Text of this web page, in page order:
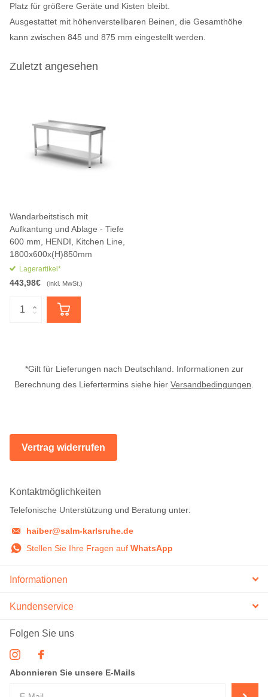
Platz für größere Geräte und Kisten bleibt.
Ausgestattet mit höhenverstellbaren Beinen, die Gesamthöhe
kann zwischen 845 und 875 mm eingestellt werden.
Zuletzt angesehen
Wandarbeitstisch mit
Aufkantung und Ablage - Tiefe
600 mm, HENDI, Kitchen Line,
1800x600x(H)850mm
Lagerartikel*
443,98€ (inkl. MwSt.)
*Gilt für Lieferungen nach Deutschland. Informationen zur
Berechnung des Liefertermins siehe hier Versandbedingungen.
Vertrag widerrufen
Kontaktmöglichkeiten
Telefonische Unterstützung und Beratung unter:
haiber@salm-karlsruhe.de
Stellen Sie Ihre Fragen auf WhatsApp
Informationen
Kundenservice
Folgen Sie uns
Abonnieren Sie unsere E-Mails